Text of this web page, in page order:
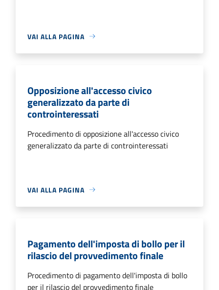
VAI ALLA PAGINA
Opposizione all'accesso civico
generalizzato da parte di
controinteressati
Procedimento di opposizione all'accesso civico
generalizzato da parte di controinteressati
VAI ALLA PAGINA
Pagamento dell'imposta di bollo per il
rilascio del provvedimento finale
Procedimento di pagamento dell'imposta di bollo
per il rilascio del provvedimento finale